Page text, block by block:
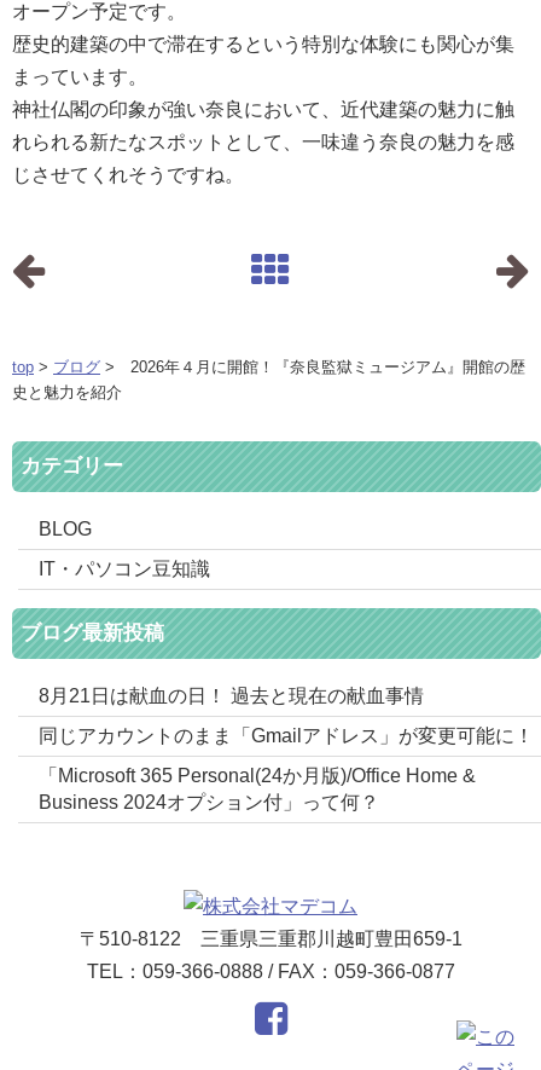
オープン予定です。
歴史的建築の中で滞在するという特別な体験にも関心が集
まっています。
神社仏閣の印象が強い奈良において、近代建築の魅力に触
れられる新たなスポットとして、一味違う奈良の魅力を感
じさせてくれそうですね。
top > ブログ > 2026年４月に開館！『奈良監獄ミュージアム』開館の歴
史と魅力を紹介
カテゴリー
BLOG
IT・パソコン豆知識
ブログ最新投稿
8月21日は献血の日！ 過去と現在の献血事情
同じアカウントのまま「Gmailアドレス」が変更可能に！
「Microsoft 365 Personal(24か月版)/Office Home &
Business 2024オプション付」って何？
〒510-8122 三重県三重郡川越町豊田659-1
TEL：059-366-0888 / FAX：059-366-0877